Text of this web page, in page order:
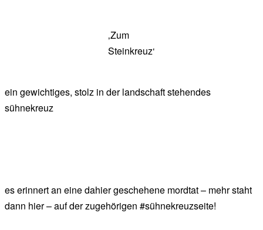
‚Zum
Steinkreuz‘
ein gewichtiges, stolz in der landschaft stehendes
sühnekreuz
es erinnert an eine dahier geschehene mordtat – mehr staht
dann hier – auf der zugehörigen #sühnekreuzseite!